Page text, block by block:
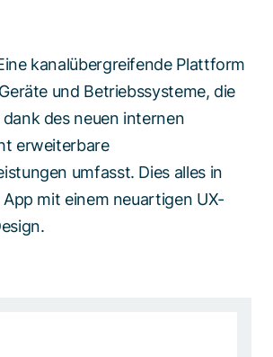
kanalübergreifende Plattform
und Betriebssysteme, die
des neuen internen
erweiterbare
umfasst. Dies alles in
mit einem neuartigen UX-